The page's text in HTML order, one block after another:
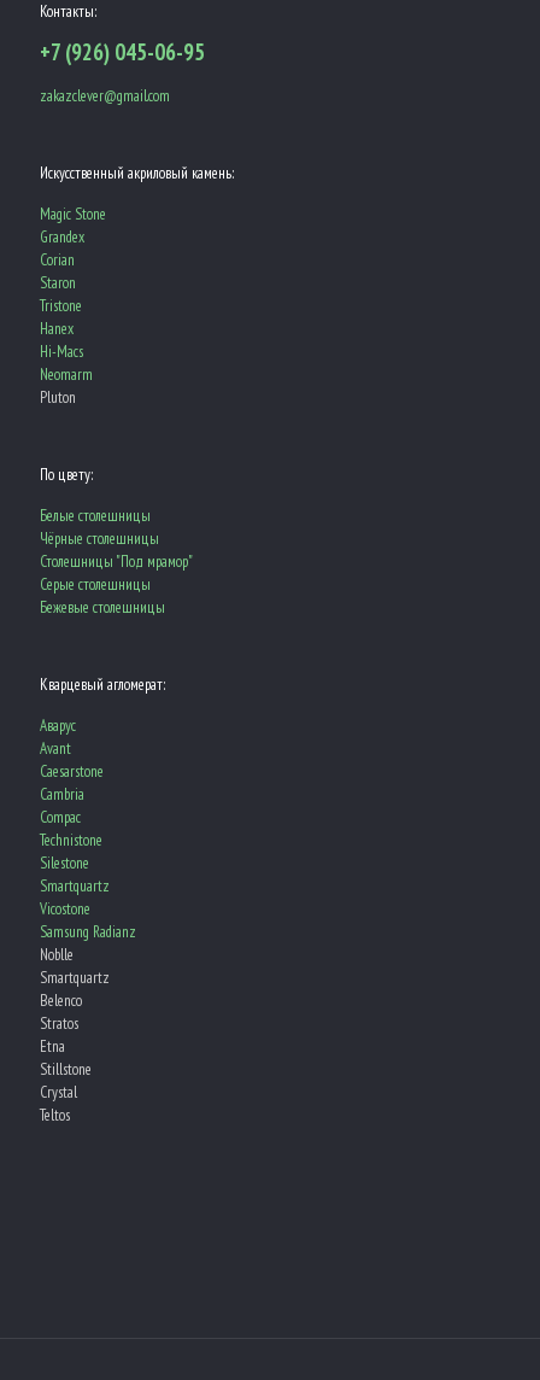
Контакты:
+7 (926) 045-06-95
zakazclever@gmail.com
Искусственный акриловый камень:
Magic Stone
Grandex
Corian
Staron
Tristone
Hanex
Hi-Macs
Neomarm
Pluton
По цвету:
Белые столешницы
Чёрные столешницы
Столешницы "Под мрамор"
Серые столешницы
Бежевые столешницы
Кварцевый агломерат:
Aварус
Avant
Caesarstone
Cambria
Compac
Technistone
Silestone
Smartquartz
Vicostone
Samsung Radianz
Noblle
Smartquartz
Belenco
Stratos
Etna
Stillstone
Crystal
Teltos